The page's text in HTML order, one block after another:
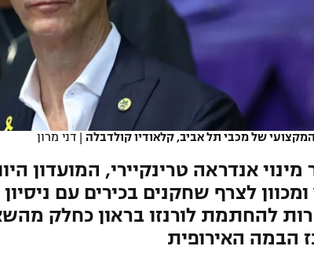
פומבית לבית עסק
הערוצים
של מכבי תל אביב, קלאודיו קולדבלה | דני מרון
מינוי אנדראה טרינקיירי, המועדון
לצרף שחקנים בכירים עם ניסיון
להחתמת לורנזו בראון כחלק
הבמה האירופית